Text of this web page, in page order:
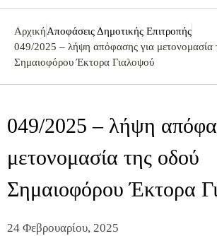
ΑρχικήΑποφάσεις Δημοτικής Επιτροπής
049/2025 – λήψη απόφασης για μετονομασία
Σημαιοφόρου Έκτορα Γιαλοψού
049/2025 – λήψη
μετονομασία της οδού
Σημαιοφόρου Έκτορα
24 Φεβρουαρίου, 2025